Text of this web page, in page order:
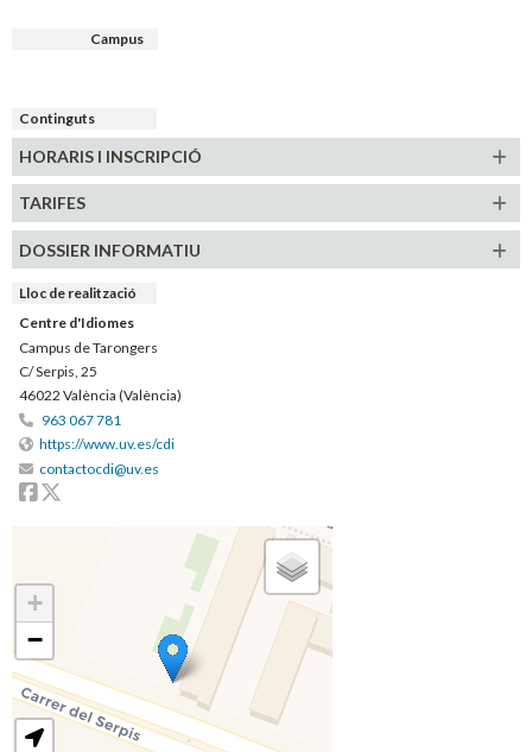
Campus
Continguts
HORARIS I INSCRIPCIÓ
TARIFES
DOSSIER INFORMATIU
Lloc de realització
Centre d'Idiomes
Campus de Tarongers
C/ Serpis, 25
46022 València (València)
963 067 781
https://www.uv.es/cdi
contactocdi@uv.es
Facebook
+
−